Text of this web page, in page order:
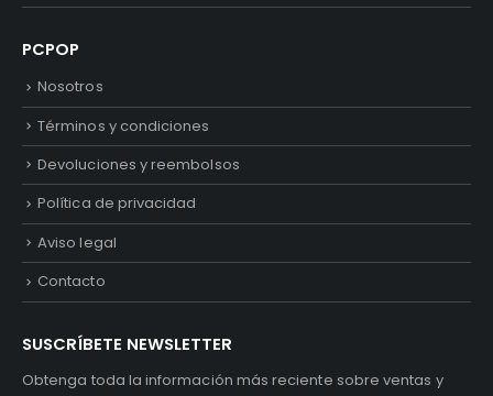
PCPOP
Nosotros
Términos y condiciones
Devoluciones y reembolsos
Política de privacidad
Aviso legal
Contacto
SUSCRÍBETE NEWSLETTER
Obtenga toda la información más reciente sobre ventas y